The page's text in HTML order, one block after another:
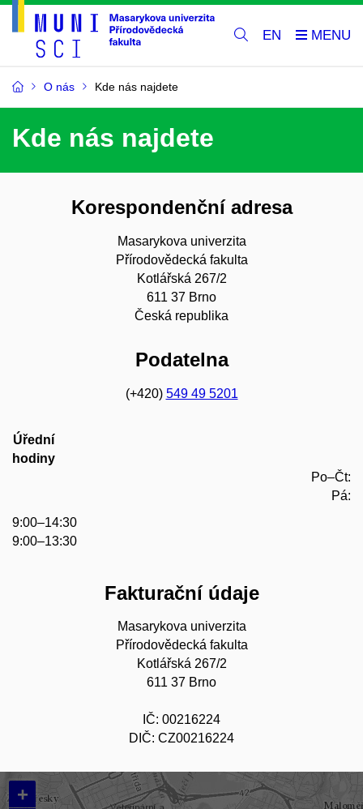
EN
O nás Kde nás najdete
Kde nás najdete
Korespondenční adresa
Masarykova univerzita
Přírodovědecká fakulta
Kotlářská 267/2
611 37 Brno
Česká republika
Podatelna
(+420) 549 49 5201
Úřední
hodiny
Po–Čt:
Pá:
9:00–14:30
9:00–13:30
Fakturační údaje
Masarykova univerzita
Přírodovědecká fakulta
Kotlářská 267/2
611 37 Brno
IČ: 00216224
DIČ: CZ00216224
+